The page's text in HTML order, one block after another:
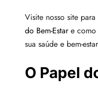
Visite nosso site
do Bem-Estare como
sua saúde e bem-
O Papel